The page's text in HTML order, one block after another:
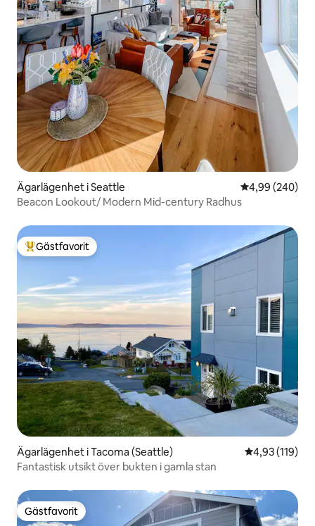
Ägarlägenhet i Seattle 4,99 av 5 i
4,99 (240)
Beacon Lookout/ Modern Mid-century Radhus
Populär gästfavorit
Gästfavorit
Ägarlägenhet i Tacoma (Seattle) 4,93 av 5 i
4,93 (119)
Fantastisk utsikt över bukten i gamla stan
Gästfavorit
Gästfavorit